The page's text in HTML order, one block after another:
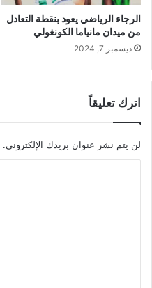
الرجاء الرياضي يعود بنقطة التعادل
من ميدان مانياما الكونغولي
ديسمبر 7, 2024
اترك تعليقاً
لن يتم نشر عنوان بريدك الإلكتروني.